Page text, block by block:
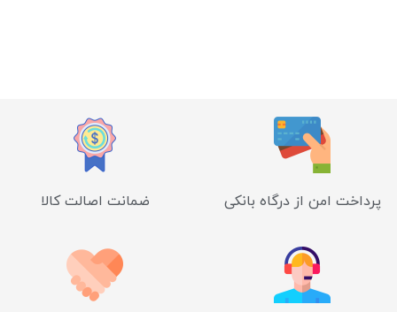
پرداخت امن از درگاه بانکی ضمانت اصالت کالا